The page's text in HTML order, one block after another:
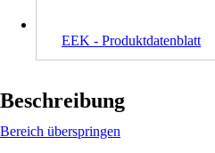
EEK - Produktdatenblatt
Beschreibung
Bereich überspringen